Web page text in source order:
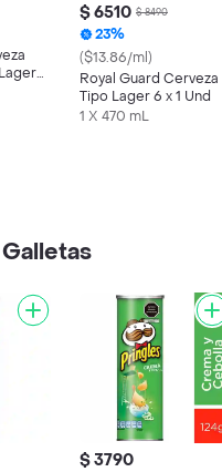
$ 6510 $ 8490
23%
($13.86/ml)
Royal Guard Cerveza
Tipo Lager 6 x 1 Und
1 X 470 mL
$ 3790